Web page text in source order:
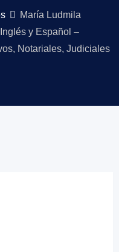
María Ludmila
y Español –
Notariales, Judiciales